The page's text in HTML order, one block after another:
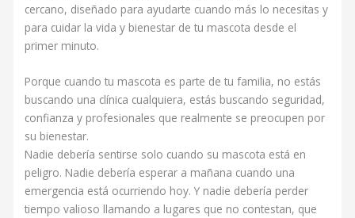
cercano, diseñado para ayudarte cuando más lo necesitas y
para cuidar la vida y bienestar de tu mascota desde el
primer minuto.
Porque cuando tu mascota es parte de tu familia, no estás
buscando una clínica cualquiera, estás buscando seguridad,
confianza y profesionales que realmente se preocupen por
su bienestar.
Nadie debería sentirse solo cuando su mascota está en
peligro. Nadie debería esperar a mañana cuando una
emergencia está ocurriendo hoy. Y nadie debería perder
tiempo valioso llamando a lugares que no contestan, que